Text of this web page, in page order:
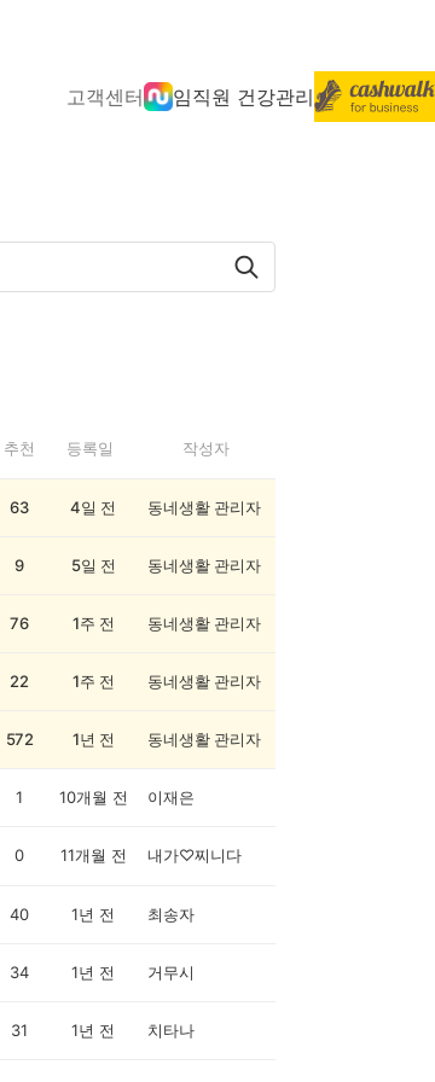
고객센터 임직원 건강관리
추천 등록일 작성자
63 4일 전 동네생활 관리자
9 5일 전 동네생활 관리자
76 1주 전 동네생활 관리자
22 1주 전 동네생활 관리자
572 1년 전 동네생활 관리자
1 10개월 전 이재은
0 11개월 전 내가♡찌니다
40 1년 전 최송자
34 1년 전 거무시
31 1년 전 치타나